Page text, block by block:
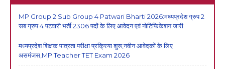
MP Group 2 Sub Group 4 Patwari Bharti 2026:मध्यप्रदेश ग्रुप 2
सब ग्रुप 4 पटवारी भर्ती 2306 पदों के लिए आवेदन एवं नोटिफिकेशन जारी
मध्यप्रदेश शिक्षक पात्रता परीक्षा प्रक्रिया शुरू,नवीन आवेदकों के लिए
असमंजस,MP Teacher TET Exam 2026